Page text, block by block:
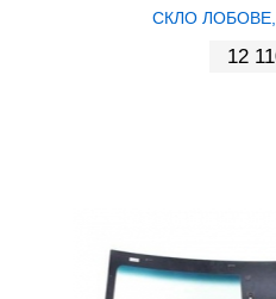
СКЛО ЛОБОВЕ,
12